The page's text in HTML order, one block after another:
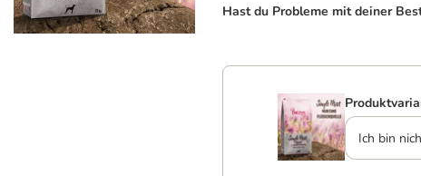
Hast du Probleme mit deiner
Ich bin